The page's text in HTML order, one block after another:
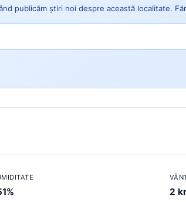
publicăm știri noi despre această localitate.
2